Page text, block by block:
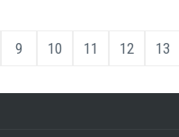
9 10 11 12 13